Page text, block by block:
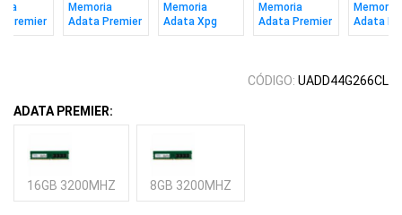
Premier
Memoria
Adata Premier
Ddr4 8gb 3200
Memoria
Adata Xpg
Lancer Bl Ddr5
Memoria
Adata Premier
Ddr5 16gb
Memoria
Adata
Ddr5 8gb
CÓDIGO: UADD44G266CL
ADATA PREMIER:
16GB 3200MHZ 8GB 3200MHZ